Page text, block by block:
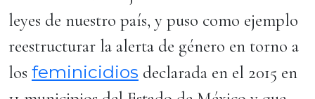
leyes de nuestro país, y puso como ejemplo
reestructurar la alerta de género en torno a
los feminicidios declarada en el 2015 en